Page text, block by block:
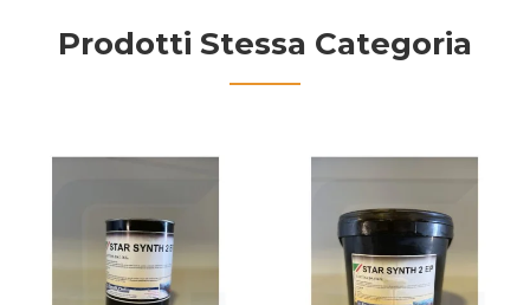
Prodotti Stessa Categoria